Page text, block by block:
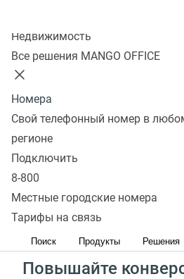
Недвижимость
Все решения MANGO OFFICE
Номера
Свой телефонный номер в
регионе
Подключить
8-800
Местные городские номера
Тарифы на связь
Поиск Продукты Решения
Установите
Обратного звонка
Увеличьте
Потенциальные клиенты
Сервис обратного звонка—
Повышайте